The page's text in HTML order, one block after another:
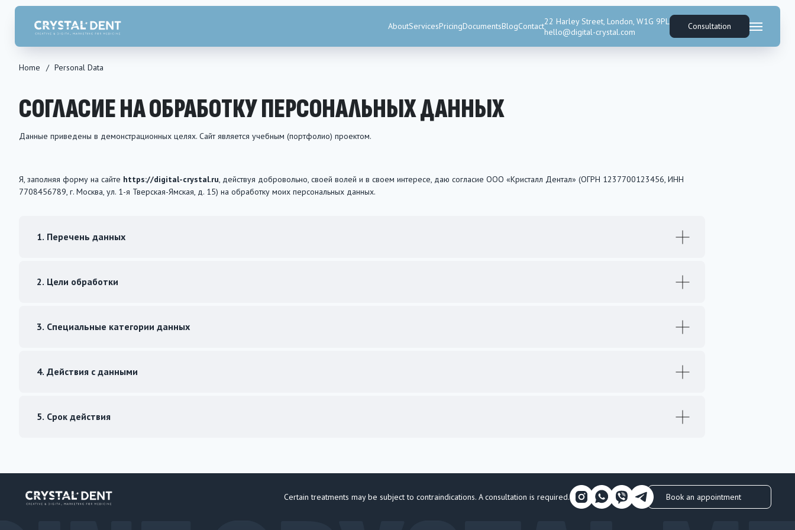
AboutServicesPricingDocumentsBlogContact22 Harley Street, London, W1G 9PL
hello@digital-crystal.com
Consultation
Home / Personal Data
СОГЛАСИЕ НА ОБРАБОТКУ ПЕРСОНАЛЬНЫХ ДАННЫХ
Данные приведены в демонстрационных целях. Сайт является учебным (портфолио) проектом.
Я, заполняя форму на сайте https://digital-crystal.ru, действуя добровольно, своей волей и в своем интересе, даю согласие ООО «Кристалл Дентал» (ОГРН 1237700123456, ИНН
7708456789, г. Москва, ул. 1-я Тверская-Ямская, д. 15) на обработку моих персональных данных.
1. Перечень данных
2. Цели обработки
3. Специальные категории данных
4. Действия с данными
5. Срок действия
Certain treatments may be subject to contraindications. A consultation is required. Book an appointment